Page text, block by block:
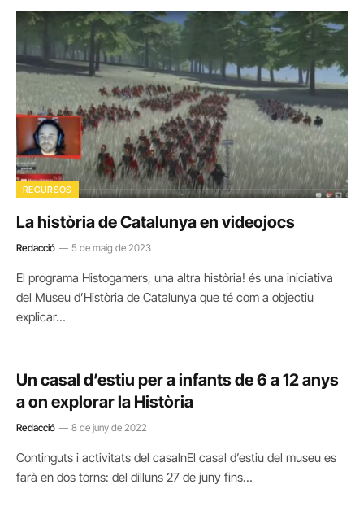
RECURSOS
La història de Catalunya en videojocs
Redacció 5 de maig de 2023
El programa Histogamers, una altra història! és una iniciativa
del Museu d’Història de Catalunya que té com a objectiu
explicar…
Un casal d’estiu per a infants de 6 a 12 anys
a on explorar la Història
Redacció 8 de juny de 2022
Continguts i activitats del casalnEl casal d’estiu del museu es
farà en dos torns: del dilluns 27 de juny fins…